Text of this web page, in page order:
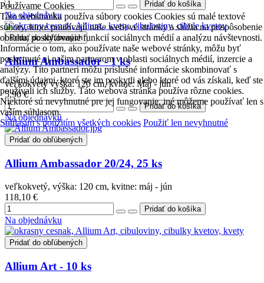
Na objednávku
Pridať do obľúbených
Allium Ambassador - 1 ks
veľkokvetý výška: 120 cm, kvitne: Máj - jún
5,90 €
Na objednávku
Pridať do obľúbených
Allium Ambassador 20/24, 25 ks
veľkokvetý, výška: 120 cm, kvitne: máj - jún
118,10 €
Na objednávku
Pridať do obľúbených
Allium Art - 10 ks
Používame Cookies
Táto webstránka používa súbory cookies Cookies sú malé textové
súbory, ktoré používajú naše webové stránky a slúžia na prispôsobenie
obsahu, poskytovanie funkcií sociálnych médií a analýzu návštevnosti.
Informácie o tom, ako používate naše webové stránky, môžu byť
poskytnuté aj našim partnerom v oblasti sociálnych médií, inzercie a
analýzy. Títo partneri môžu príslušné informácie skombinovať s
ďalšími údajmi, ktoré ste im poskytli alebo ktoré od vás získali, keď ste
používali ich služby. Táto webová stránka používa rôzne cookies.
Niektoré sú nevyhnutné pre jej fungovanie, iné môžeme používať len s
vaším súhlasom.
Súhlasím s použitím všetkých cookies Použiť len nevyhnutné